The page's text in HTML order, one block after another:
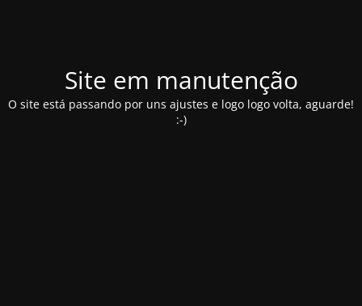
Site em manutenção
O site está passando por uns ajustes e logo logo volta, aguarde!
:-)